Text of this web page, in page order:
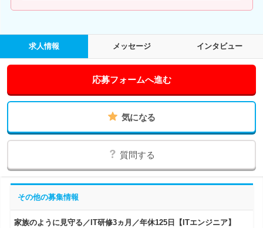
求人情報 メッセージ インタビュー
応募フォームへ進む
気になる
質問する
その他の募集情報
家族のように見守る／IT研修3ヵ月／年休125日【ITエンジニア】